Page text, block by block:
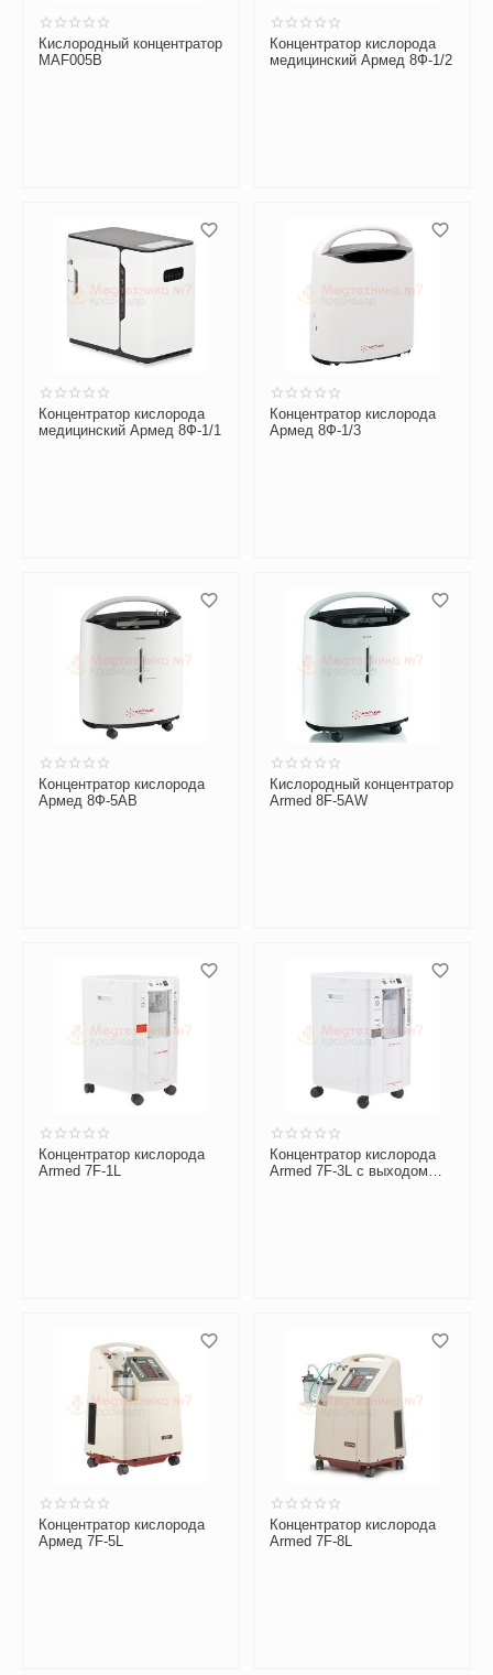
Кислородный концентратор
MAF005B
Концентратор кислорода
медицинский Армед 8Ф-1/2
Концентратор кислорода
медицинский Армед 8Ф-1/1
Концентратор кислорода
Армед 8Ф-1/3
Концентратор кислорода
Армед 8Ф-5АВ
Кислородный концентратор
Armed 8F-5AW
Концентратор кислорода
Armed 7F-1L
Концентратор кислорода
Armed 7F-3L с выходом
Концентратор кислорода
Армед 7F-5L
Концентратор кислорода
Armed 7F-8L